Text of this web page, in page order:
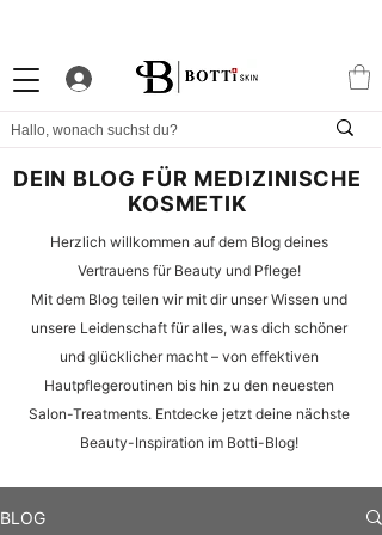
DEIN BLOG FÜR MEDIZINISCHE
KOSMETIK
Herzlich willkommen auf dem Blog deines
Vertrauens für Beauty und Pflege!
Mit dem Blog teilen wir mit dir unser Wissen und
unsere Leidenschaft für alles, was dich schöner
und glücklicher macht – von effektiven
Hautpflegeroutinen bis hin zu den neuesten
Salon-Treatments. Entdecke jetzt deine nächste
Beauty-Inspiration im Botti-Blog!
BLOG